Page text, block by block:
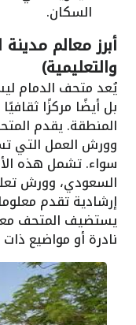
السكان.
أبرز معالم
والتعليمية)
يُعد متحف الدمام
بل أيضًا مركزًا
المنطقة. يقدم
وورش العمل التي
سواء. تشمل هذه
السعودي، وورش
إرشادية تقدم
يستضيف المتحف
نادرة أو مواضيع